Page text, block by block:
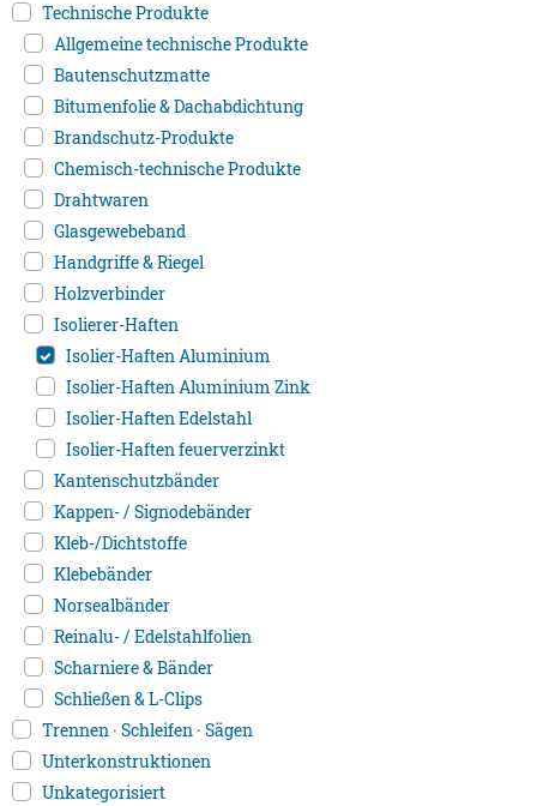
Technische Produkte
Allgemeine technische Produkte
Bautenschutzmatte
Bitumenfolie & Dachabdichtung
Brandschutz-Produkte
Chemisch-technische Produkte
Drahtwaren
Glasgewebeband
Handgriffe & Riegel
Holzverbinder
Isolierer-Haften
Isolier-Haften Aluminium
Isolier-Haften Aluminium Zink
Isolier-Haften Edelstahl
Isolier-Haften feuerverzinkt
Kantenschutzbänder
Kappen- / Signodebänder
Kleb-/Dichtstoffe
Klebebänder
Norsealbänder
Reinalu- / Edelstahlfolien
Scharniere & Bänder
Schließen & L-Clips
Trennen · Schleifen · Sägen
Unterkonstruktionen
Unkategorisiert